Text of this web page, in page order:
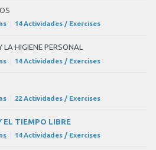
14 Actividades / Exercises
HIGIENE PERSONAL
14 Actividades / Exercises
22 Actividades / Exercises
EL TIEMPO LIBRE
14 Actividades / Exercises